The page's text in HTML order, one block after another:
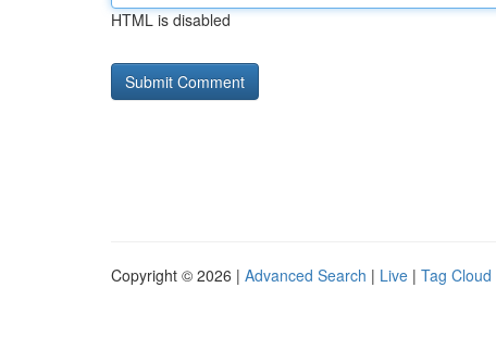
HTML is disabled
Copyright © 2026 | Advanced Search | Live | Tag Cloud